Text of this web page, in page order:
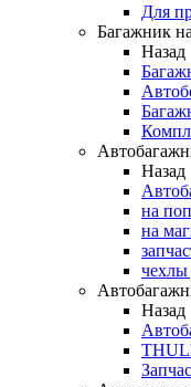
Для
Багажник
Назад
Назад
на
на
чехлы
Назад